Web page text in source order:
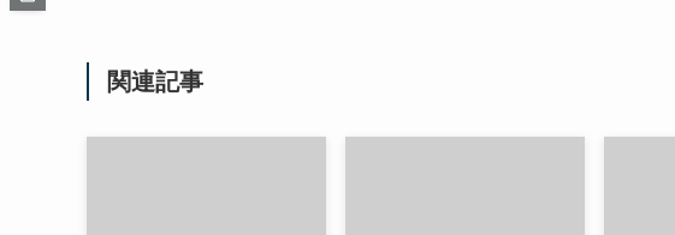
関連記事